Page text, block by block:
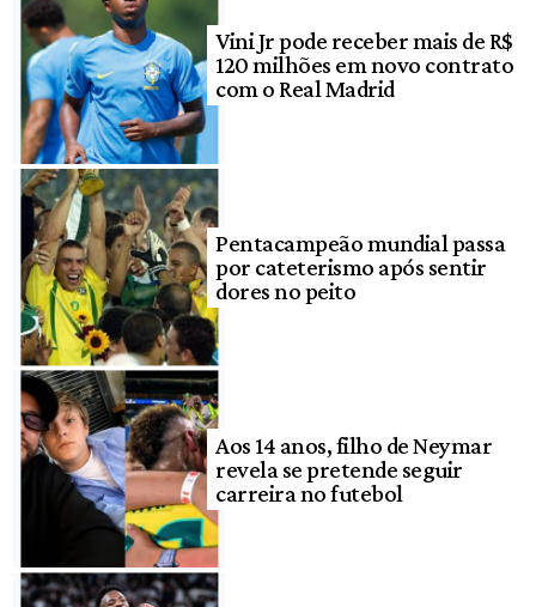
Vini Jr pode receber mais de R$
120 milhões em novo contrato
com o Real Madrid
Pentacampeão mundial passa
por cateterismo após sentir
dores no peito
Aos 14 anos, filho de Neymar
revela se pretende seguir
carreira no futebol